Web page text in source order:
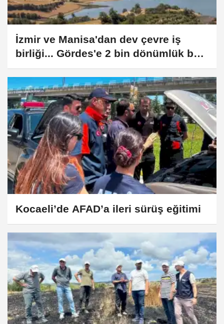
İzmir ve Manisa'dan dev çevre iş
birliği... Gördes'e 2 bin dönümlük bal
ormanı geliyor
Kocaeli’de AFAD’a ileri sürüş eğitimi